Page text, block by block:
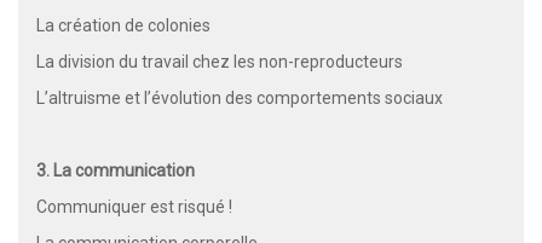
La création de colonies
La division du travail chez les non-reproducteurs
L’altruisme et l’évolution des comportements sociaux
3. La communication
Communiquer est risqué !